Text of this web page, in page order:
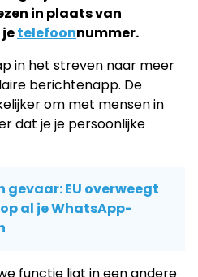
in plaats van
telefoonnummer.
in het streven naar meer
berichtenapp. De
om met mensen in
dat je je persoonlijke
gevaar: EU overweegt
al je WhatsApp-
functie ligt in een andere